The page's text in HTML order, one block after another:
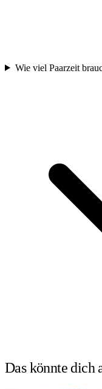
Wie viel Paarzeit
Das könnte dich